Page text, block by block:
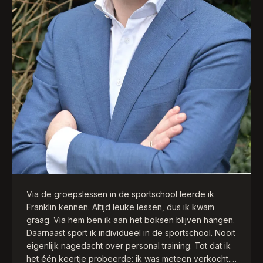
Via de groepslessen in de sportschool leerde ik
Franklin kennen. Altijd leuke lessen, dus ik kwam
graag. Via hem ben ik aan het boksen blijven hangen.
Daarnaast sport ik individueel in de sportschool. Nooit
eigenlijk nagedacht over personal training. Tot dat ik
het één keertje probeerde: ik was meteen verkocht.